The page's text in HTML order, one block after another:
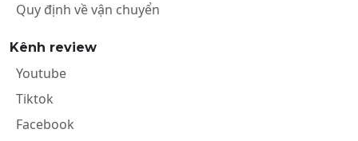
Quy định về vận chuyển
Kênh review
Youtube
Tiktok
Facebook